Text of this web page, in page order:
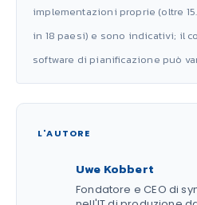
implementazioni proprie (oltre
in 18 paesi) e sono indicativi; il
software di pianificazione può
L'AUTORE
Uwe Kobbert
Fondatore e CEO di